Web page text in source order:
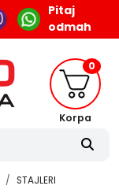
Pitaj
odmah
0
Korpa
STAJLERI